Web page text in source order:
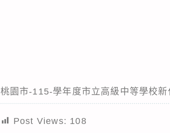
桃園市-115-學年度市立高級中等學校
Post Views: 108